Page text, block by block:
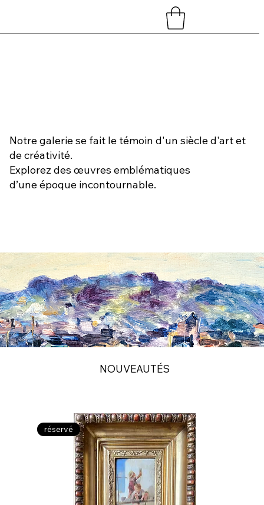
Notre galerie se fait le témoin d'un siècle d'art et
de créativité.
Explorez des œuvres emblématiques
d’une époque incontournable.
NOUVEAUTÉS
réservé